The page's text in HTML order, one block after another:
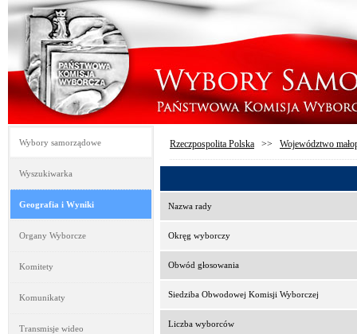
Wybory samorządowe
Wyszukiwarka
Geografia i Wyniki
Organy Wyborcze
Komitety
Komunikaty
Transmisje wideo
Rzeczpospolita Polska >> Województwo
Nazwa rady
Okręg wyborczy
Obwód głosowania
Siedziba Obwodowej Komisji Wyborczej
Liczba wyborców